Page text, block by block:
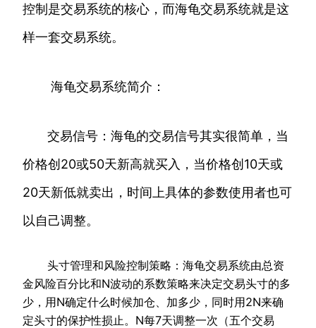
控制是交易系统的核心，而海龟交易系统就是这
样一套交易系统。
海龟交易系统简介：
交易信号：海龟的交易信号其实很简单，当
价格创20或50天新高就买入，当价格创10天或
20天新低就卖出，时间上具体的参数使用者也可
以自己调整。
头寸管理和风险控制策略：海龟交易系统由总资
金风险百分比和N波动的系数策略来决定交易头寸的多
少，用N确定什么时候加仓、加多少，同时用2N来确
定头寸的保护性损止。N每7天调整一次（五个交易